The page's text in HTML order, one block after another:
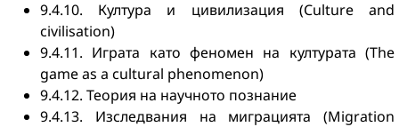
9.4.10. Култура и цивилизация (Culture and
civilisation)
9.4.11. Играта като феномен на културата (The
game as a cultural phenomenon)
9.4.12. Теория на научното познание
9.4.13. Изследвания на миграцията (Migration